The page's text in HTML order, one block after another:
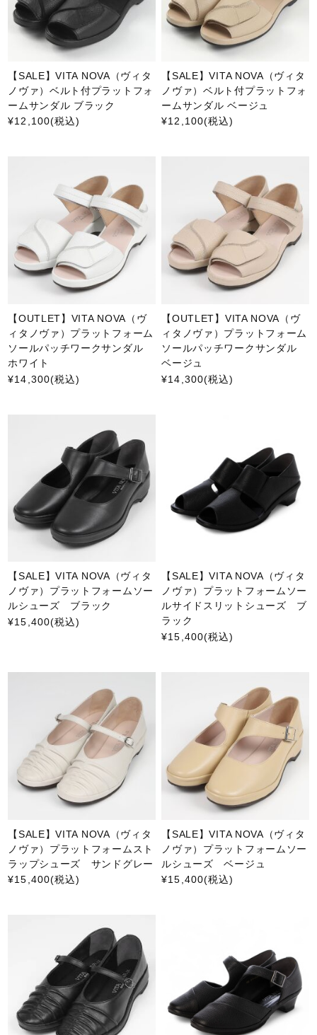
【SALE】VITA NOVA（ヴィタ
ノヴァ）ベルト付プラットフォ
ームサンダル ブラック
¥12,100(税込)
【SALE】VITA NOVA（ヴィタ
ノヴァ）ベルト付プラットフォ
ームサンダル ベージュ
¥12,100(税込)
【OUTLET】VITA NOVA（ヴ
ィタノヴァ）プラットフォーム
ソールパッチワークサンダル
ホワイト
¥14,300(税込)
【OUTLET】VITA NOVA（ヴ
ィタノヴァ）プラットフォーム
ソールパッチワークサンダル
ベージュ
¥14,300(税込)
【SALE】VITA NOVA（ヴィタ
ノヴァ）プラットフォームソー
ルシューズ ブラック
¥15,400(税込)
【SALE】VITA NOVA（ヴィタ
ノヴァ）プラットフォームソー
ルサイドスリットシューズ ブ
ラック
¥15,400(税込)
【SALE】VITA NOVA（ヴィタ
ノヴァ）プラットフォームスト
ラップシューズ サンドグレー
¥15,400(税込)
【SALE】VITA NOVA（ヴィタ
ノヴァ）プラットフォームソー
ルシューズ ベージュ
¥15,400(税込)